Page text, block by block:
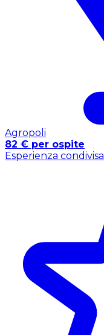
Agropoli
82 € per ospite
Esperienza condivisa